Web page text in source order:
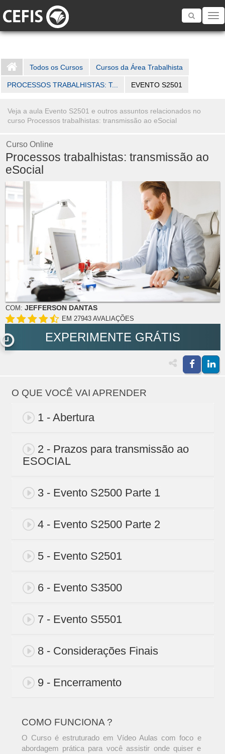
Toggle
Todos os Cursos Cursos da Área Trabalhista
PROCESSOS TRABALHISTAS: T... EVENTO S2501
Veja a aula Evento S2501 e outros assuntos relacionados no
curso Processos trabalhistas: transmissão ao eSocial
Curso Online
Processos trabalhistas: transmissão ao
eSocial
COM: JEFFERSON DANTAS
EM 27943 AVALIAÇÕES
EXPERIMENTE GRÁTIS
O QUE VOCÊ VAI APRENDER
1 - Abertura
2 - Prazos para transmissão ao
ESOCIAL
3 - Evento S2500 Parte 1
4 - Evento S2500 Parte 2
5 - Evento S2501
6 - Evento S3500
7 - Evento S5501
8 - Considerações Finais
9 - Encerramento
COMO FUNCIONA ?
O Curso é estruturado em Vídeo Aulas com foco e
abordagem prática para você assistir onde quiser e